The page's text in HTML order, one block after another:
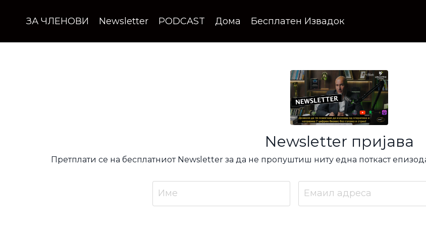
ЗА ЧЛЕНОВИ Newsletter PODCAST Дома Бесплатен Извадок
Newsletter пријава
Претплати се на бесплатниот Newsletter за да не пропуштиш ниту една поткаст